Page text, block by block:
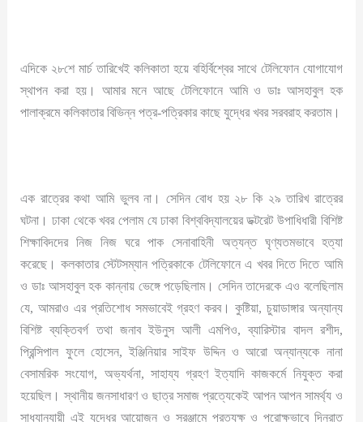
এদিকে ২৮শে মার্চ তারিখেই কলিকাতা হয়ে বহির্বিশ্বের সাথে টেলিফোন যোগাযোগ
স্থাপন করা হয়। আমার মনে আছে টেলিফোনে আমি ও ডাঃ আসহাবুল হক
পালাক্রমে কলিকাতার বিভিন্ন পত্র-পত্রিকার কাছে যুদ্ধের খবর সরবরাহ করতাম।
এক রাত্রের কথা আমি ভুলব না। সেদিন বোধ হয় ২৮ কি ২৯ তারিখ রাত্রের
ঘটনা। ঢাকা থেকে খবর পেলাম যে ঢাকা বিশ্ববিদ্যালয়ের ডক্টরেট উপাধিধারী বিশিষ্ট
শিক্ষাবিদদের নিজ নিজ ঘরে পাক সেনাবাহিনী অত্যন্ত ঘৃণ্যতমভাবে হত্যা
করেছে। কলকাতার স্টেটসম্যান পত্রিকাকে টেলিফোনে এ খবর দিতে দিতে আমি
ও ডাঃ আসহাবুল হক কান্নায় ভেঙ্গে পড়েছিলাম। সেদিন তাদেরকে এও বলেছিলাম
যে, আমরাও এর প্রতিশোধ সমভাবেই গ্রহণ করব। কুষ্টিয়া, চুয়াডাঙ্গার অন্যান্য
বিশিষ্ট ব্যক্তিবর্গ তথা জনাব ইউনুস আলী এমপিও, ব্যারিস্টার বাদল রশীদ,
প্রিন্সিপাল ফুলে হোসেন, ইঞ্জিনিয়ার সাইফ উদ্দিন ও আরো অন্যান্যকে নানা
বেসামরিক সংযোগ, অভ্যর্থনা, সাহায্য গ্রহণ ইত্যাদি কাজকর্মে নিযুক্ত করা
হয়েছিল। স্থানীয় জনসাধারণ ও ছাত্র সমাজ প্রত্যেকেই আপন আপন সামর্থ্য ও
সাধ্যানুযায়ী এই যুদ্ধের আয়োজন ও সরঞ্জামে প্রত্যক্ষ ও পরোক্ষভাবে দিনরাত